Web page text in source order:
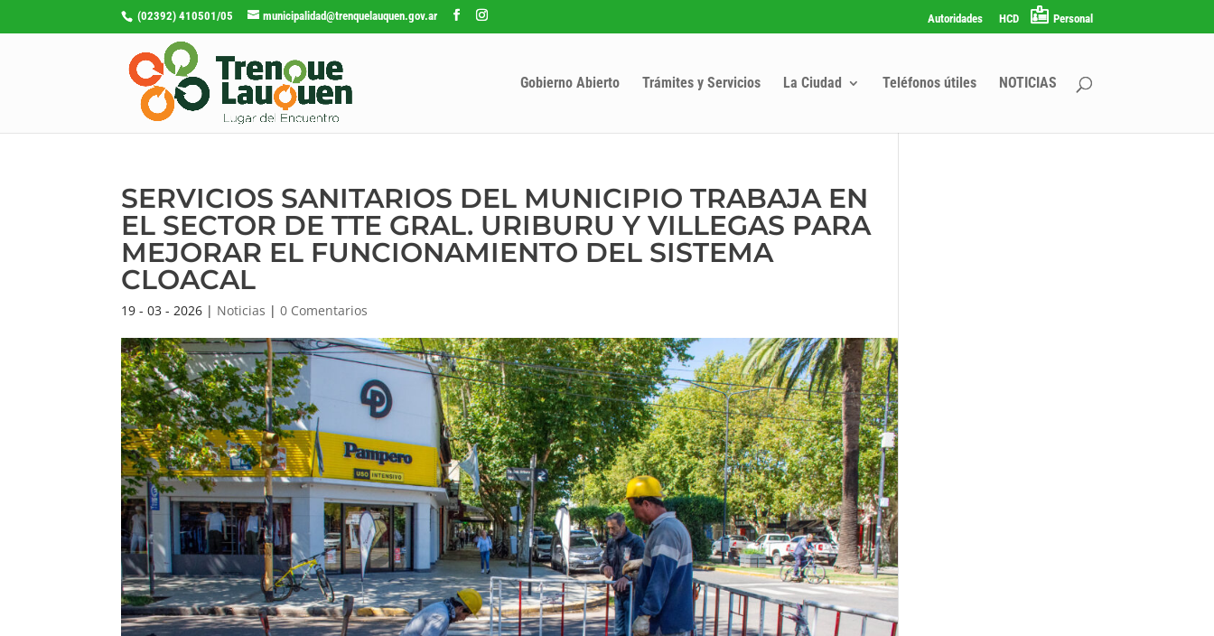
(02392) 410501/05 municipalidad@trenquelauquen.gov.ar Autoridades HCD Personal
Gobierno Abierto Trámites y Servicios La Ciudad Teléfonos útiles NOTICIAS
SERVICIOS SANITARIOS DEL MUNICIPIO TRABAJA EN
EL SECTOR DE TTE GRAL. URIBURU Y VILLEGAS PARA
MEJORAR EL FUNCIONAMIENTO DEL SISTEMA
CLOACAL
19 - 03 - 2026 | Noticias |0 Comentarios